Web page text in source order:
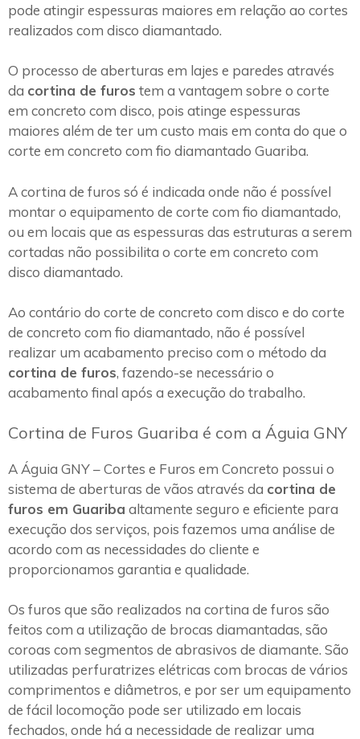
pode atingir espessuras maiores em relação ao cortes
realizados com disco diamantado.
O processo de aberturas em lajes e paredes através
da cortina de furos tem a vantagem sobre o corte
em concreto com disco, pois atinge espessuras
maiores além de ter um custo mais em conta do que o
corte em concreto com fio diamantado Guariba.
A cortina de furos só é indicada onde não é possível
montar o equipamento de corte com fio diamantado,
ou em locais que as espessuras das estruturas a serem
cortadas não possibilita o corte em concreto com
disco diamantado.
Ao contário do corte de concreto com disco e do corte
de concreto com fio diamantado, não é possível
realizar um acabamento preciso com o método da
cortina de furos, fazendo-se necessário o
acabamento final após a execução do trabalho.
Cortina de Furos Guariba é com a Águia GNY
A Águia GNY – Cortes e Furos em Concreto possui o
sistema de aberturas de vãos através da cortina de
furos em Guariba altamente seguro e eficiente para
execução dos serviços, pois fazemos uma análise de
acordo com as necessidades do cliente e
proporcionamos garantia e qualidade.
Os furos que são realizados na cortina de furos são
feitos com a utilização de brocas diamantadas, são
coroas com segmentos de abrasivos de diamante. São
utilizadas perfuratrizes elétricas com brocas de vários
comprimentos e diâmetros, e por ser um equipamento
de fácil locomoção pode ser utilizado em locais
fechados, onde há a necessidade de realizar uma